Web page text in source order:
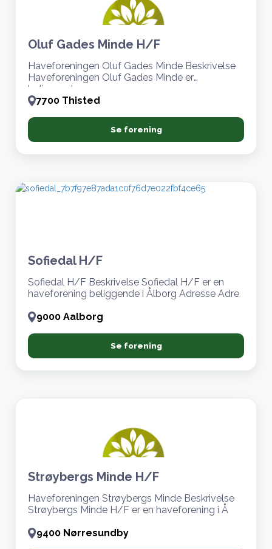
Oluf Gades Minde H/F
Haveforeningen Oluf Gades Minde Beskrivelse
Haveforeningen Oluf Gades Minde er
beliggende
7700 Thisted
Se forening
Sofiedal H/F
Sofiedal H/F Beskrivelse Sofiedal H/F er en
haveforening beliggende i Ålborg Adresse Adre
9000 Aalborg
Se forening
Strøybergs Minde H/F
Haveforeningen Strøybergs Minde Beskrivelse
Strøybergs Minde H/F er en haveforening i Å
9400 Nørresundby